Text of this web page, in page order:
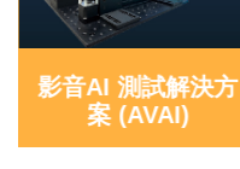
影音AI 測試解決方
案 (AVAI)